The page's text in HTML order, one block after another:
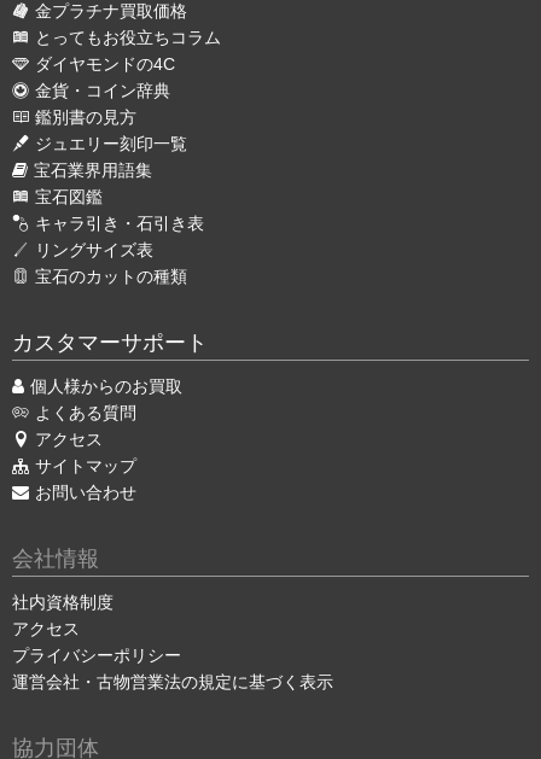
金プラチナ買取価格
とってもお役立ちコラム
ダイヤモンドの4C
金貨・コイン辞典
鑑別書の見方
ジュエリー刻印一覧
宝石業界用語集
宝石図鑑
キャラ引き・石引き表
リングサイズ表
宝石のカットの種類
カスタマーサポート
個人様からのお買取
よくある質問
アクセス
サイトマップ
お問い合わせ
会社情報
社内資格制度
アクセス
プライバシーポリシー
運営会社・古物営業法の規定に基づく表示
協力団体